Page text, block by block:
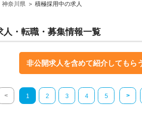
神奈川県 積極採用中の求人
人・転職・募集情報一覧
非公開求人を含めて紹介してもら
< 1 2 3 4 5 >